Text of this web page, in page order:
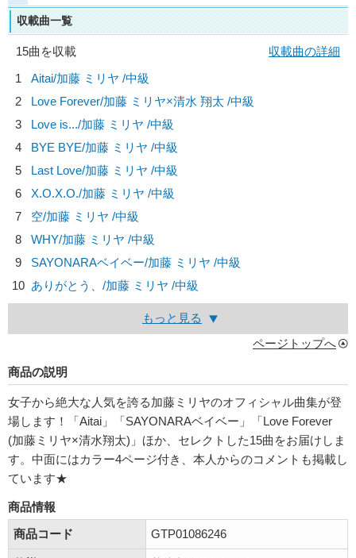
収載曲一覧
15曲を収載
収載曲の詳細
1
Aitai/加藤 ミリヤ /中級
2
Love Forever/加藤 ミリヤ×清水 翔太 /中級
3
Love is.../加藤 ミリヤ /中級
4
BYE BYE/加藤 ミリヤ /中級
5
Last Love/加藤 ミリヤ /中級
6
X.O.X.O./加藤 ミリヤ /中級
7
空/加藤 ミリヤ /中級
8
WHY/加藤 ミリヤ /中級
9
SAYONARAベイベー/加藤 ミリヤ /中級
10 ありがとう、/加藤 ミリヤ /中級
もっと見る
ページトップへ
商品の説明
女子から絶大な人気を誇る加藤ミリヤのオフィシャル曲集が登
場します！「Aitai」「SAYONARAベイベー」「Love Forever
(加藤ミリヤ×清水翔太)」ほか、セレクトした15曲をお届けしま
す。中面にはカラー4ページ付き、本人からのコメントも掲載し
ています★
商品情報
商品コード
GTP01086246